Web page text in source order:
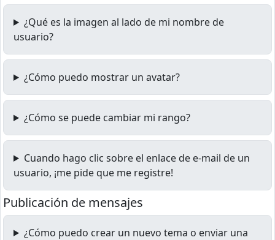
¿Qué es la imagen al lado de mi nombre de
usuario?
¿Cómo puedo mostrar un avatar?
¿Cómo se puede cambiar mi rango?
Cuando hago clic sobre el enlace de e-mail de un
usuario, ¡me pide que me registre!
Publicación de mensajes
¿Cómo puedo crear un nuevo tema o enviar una